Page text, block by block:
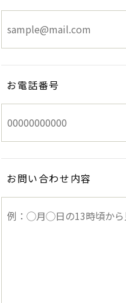
お電話番号
お問い合わせ内容